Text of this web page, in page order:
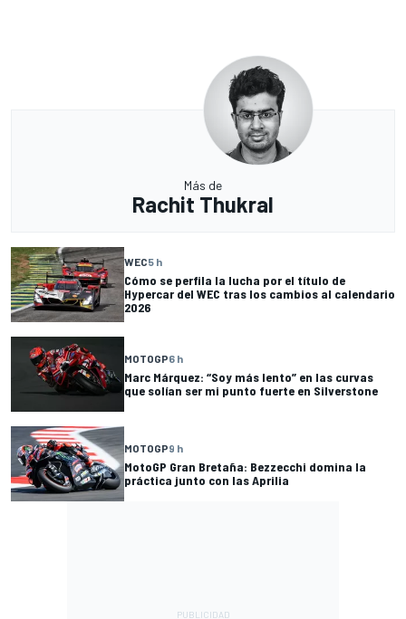
Más de
Rachit Thukral
WEC5 h
Cómo se perfila la lucha por el título de
Hypercar del WEC tras los cambios al calendario
2026
MOTOGP6 h
Marc Márquez: “Soy más lento” en las curvas
que solían ser mi punto fuerte en Silverstone
MOTOGP9 h
MotoGP Gran Bretaña: Bezzecchi domina la
práctica junto con las Aprilia